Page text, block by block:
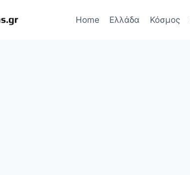
Home Ελλάδα Κόσμος